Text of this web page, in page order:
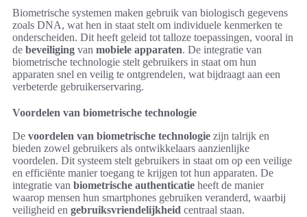
Biometrische systemen maken gebruik van biologisch gegevens
zoals DNA, wat hen in staat stelt om individuele kenmerken te
onderscheiden. Dit heeft geleid tot talloze toepassingen, vooral in
de beveiliging van mobiele apparaten. De integratie van
biometrische technologie stelt gebruikers in staat om hun
apparaten snel en veilig te ontgrendelen, wat bijdraagt aan een
verbeterde gebruikerservaring.
Voordelen van biometrische technologie
De voordelen van biometrische technologie zijn talrijk en
bieden zowel gebruikers als ontwikkelaars aanzienlijke
voordelen. Dit systeem stelt gebruikers in staat om op een veilige
en efficiënte manier toegang te krijgen tot hun apparaten. De
integratie van biometrische authenticatie heeft de manier
waarop mensen hun smartphones gebruiken veranderd, waarbij
veiligheid en gebruiksvriendelijkheid centraal staan.